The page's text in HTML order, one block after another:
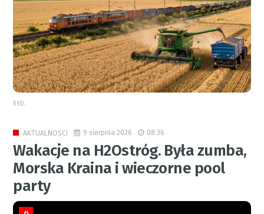
RED.
AKTUALNOŚCI 9 sierpnia 2026 08:36
Wakacje na H2Ostróg. Była zumba,
Morska Kraina i wieczorne pool
party